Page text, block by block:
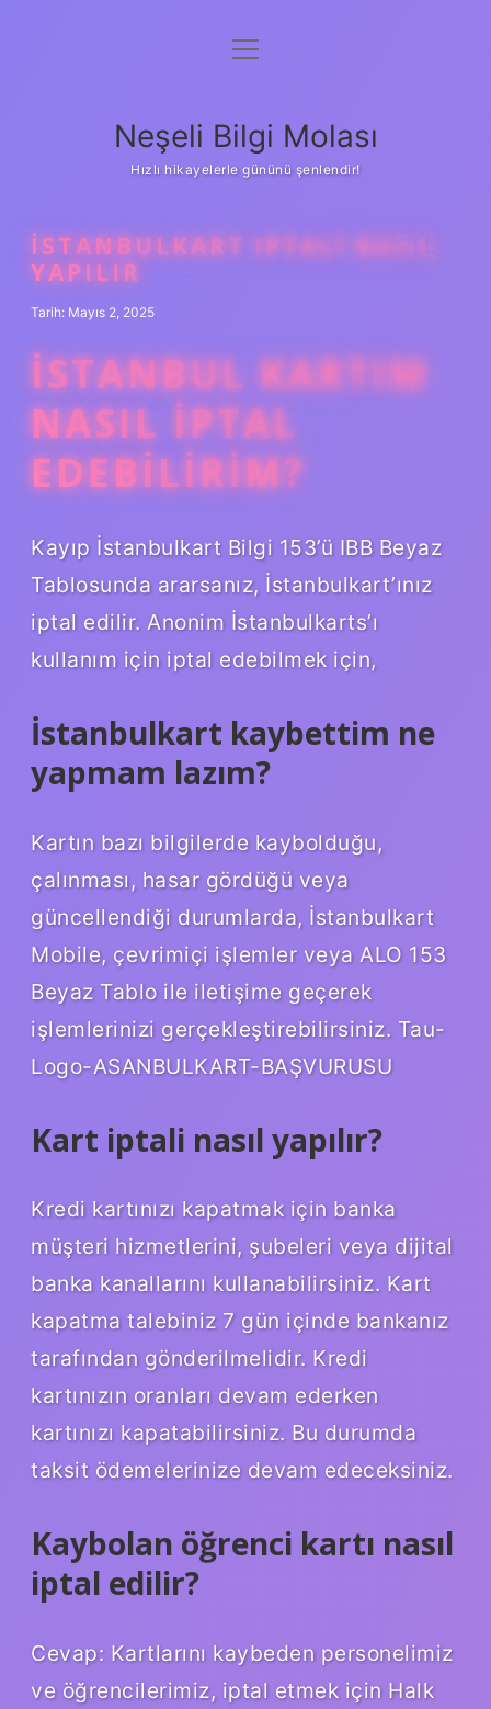
Anasayfa
Yasal Uyarı
menüyü
Neşeli Bilgi Molası
Hızlı hikayelerle gününü şenlendir!
İSTANBULKART IPTALI NASIL
YAPILIR
Tarih: Mayıs 2, 2025
İSTANBUL KARTIM
NASIL IPTAL
EDEBILIRIM?
Kayıp İstanbulkart Bilgi 153’ü IBB Beyaz
Tablosunda ararsanız, İstanbulkart’ınız
iptal edilir. Anonim İstanbulkarts’ı
kullanım için iptal edebilmek için,
İstanbulkart kaybettim ne
yapmam lazım?
Kartın bazı bilgilerde kaybolduğu,
çalınması, hasar gördüğü veya
güncellendiği durumlarda, İstanbulkart
Mobile, çevrimiçi işlemler veya ALO 153
Beyaz Tablo ile iletişime geçerek
işlemlerinizi gerçekleştirebilirsiniz. Tau-
Logo-ASANBULKART-BAŞVURUSU
Kart iptali nasıl yapılır?
Kredi kartınızı kapatmak için banka
müşteri hizmetlerini, şubeleri veya dijital
banka kanallarını kullanabilirsiniz. Kart
kapatma talebiniz 7 gün içinde bankanız
tarafından gönderilmelidir. Kredi
kartınızın oranları devam ederken
kartınızı kapatabilirsiniz. Bu durumda
taksit ödemelerinize devam edeceksiniz.
Kaybolan öğrenci kartı nasıl
iptal edilir?
Cevap: Kartlarını kaybeden personelimiz
ve öğrencilerimiz, iptal etmek için Halk